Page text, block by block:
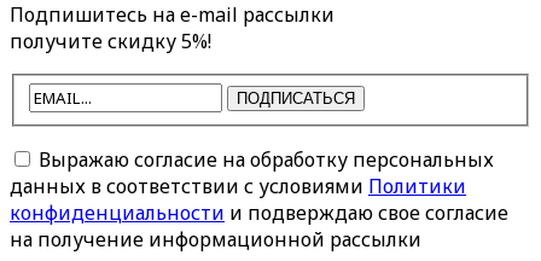
Подпишитесь на e-mail рассылки
получите скидку 5%!
ПОДПИСАТЬСЯ
Выражаю согласие на обработку персональных
данных в соответствии с условиями Политики
конфиденциальности и подверждаю свое согласие
на получение информационной рассылки